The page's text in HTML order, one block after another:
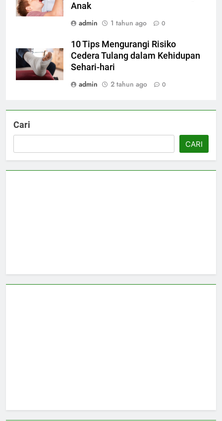
Anak
admin
1 tahun ago 0
10 Tips Mengurangi Risiko
Cedera Tulang dalam Kehidupan
Sehari-hari
admin
2 tahun ago 0
Cari
CARI